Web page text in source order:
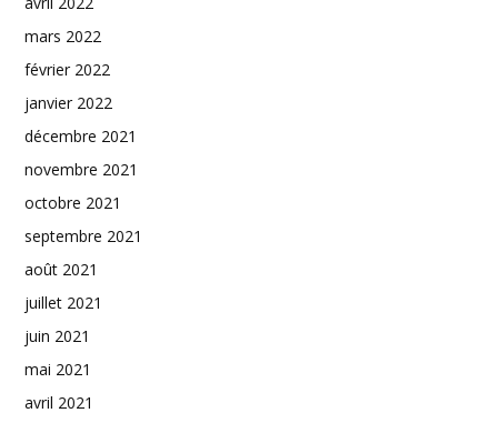
mars 2022
février 2022
janvier 2022
décembre 2021
novembre 2021
octobre 2021
septembre 2021
août 2021
juillet 2021
juin 2021
mai 2021
avril 2021